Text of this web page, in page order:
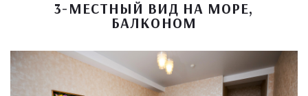
3-МЕСТНЫЙ ВИД НА МОРЕ,
БАЛКОНОМ